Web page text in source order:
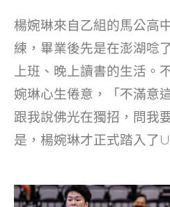
楊婉琳來自乙組的馬公高
練，畢業後先是在澎湖唸
上班、晚上讀書的生活。
婉琳心生倦意，「不滿意
跟我說佛光在獨招，問我
是，楊婉琳才正式踏入了